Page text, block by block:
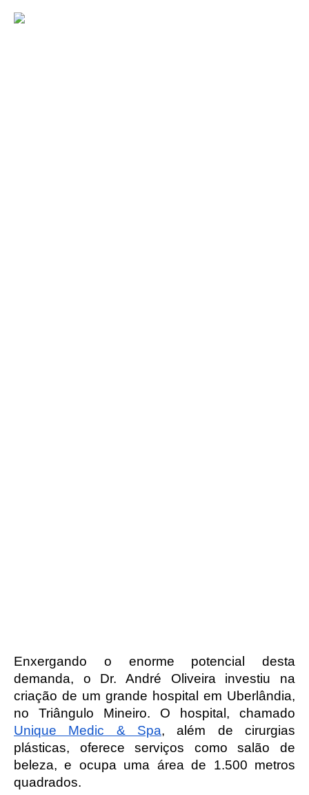
Enxergando o enorme potencial desta
demanda, o Dr. André Oliveira investiu na
criação de um grande hospital em Uberlândia,
Unique Medic & Spa, além de cirurgias
plásticas, oferece serviços como salão de
beleza, e ocupa uma área de 1.500 metros
quadrados.